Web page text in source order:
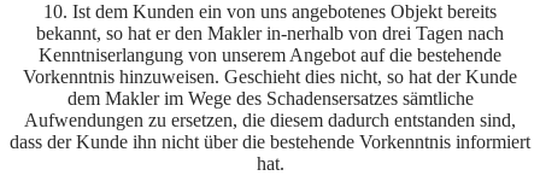
10. Ist dem Kunden ein von uns angebotenes Objekt bereits
bekannt, so hat er den Makler in-nerhalb von drei Tagen nach
Kenntniserlangung von unserem Angebot auf die bestehende
Vorkenntnis hinzuweisen. Geschieht dies nicht, so hat der Kunde
dem Makler im Wege des Schadensersatzes sämtliche
Aufwendungen zu ersetzen, die diesem dadurch entstanden sind,
dass der Kunde ihn nicht über die bestehende Vorkenntnis informiert
hat.